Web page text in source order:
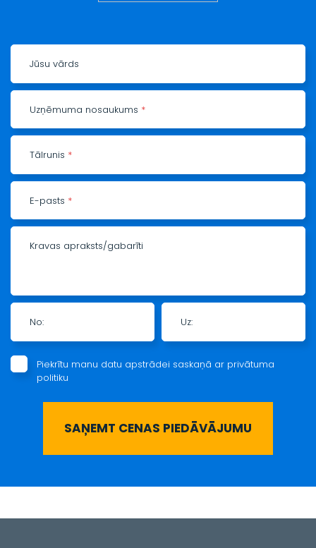
Jūsu vārds
Uzņēmuma nosaukums *
Tālrunis *
E-pasts *
Kravas apraksts/gabarīti
No: Uz:
Piekrītu manu datu apstrādei saskaņā ar privātuma
politiku